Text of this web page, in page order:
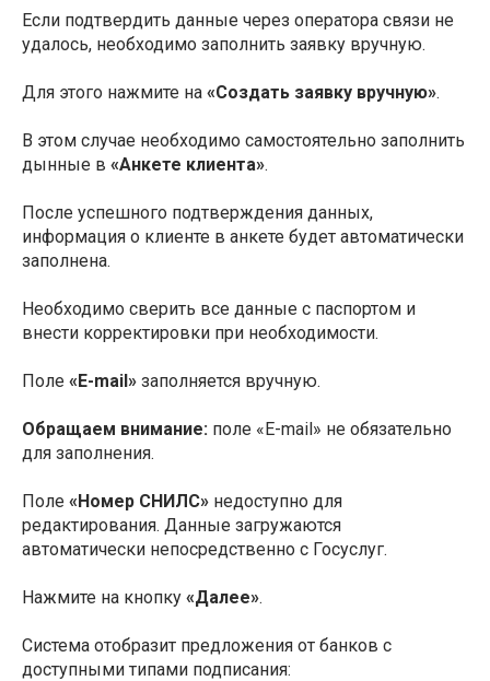
Если подтвердить данные через оператора связи не
удалось, необходимо заполнить заявку вручную.
Для этого нажмите на «Создать заявку вручную».
В этом случае необходимо самостоятельно заполнить
дынные в «Анкете клиента».
После успешного подтверждения данных,
информация о клиенте в анкете будет автоматически
заполнена.
Необходимо сверить все данные с паспортом и
внести корректировки при необходимости.
Поле «E-mail» заполняется вручную.
Обращаем внимание: поле «E-mail» не обязательно
для заполнения.
Поле «Номер СНИЛС» недоступно для
редактирования. Данные загружаются
автоматически непосредственно с Госуслуг.
Нажмите на кнопку «Далее».
Система отобразит предложения от банков с
доступными типами подписания: